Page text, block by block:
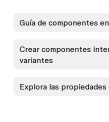
Guía de componentes
Crear componentes
variantes
Explora las